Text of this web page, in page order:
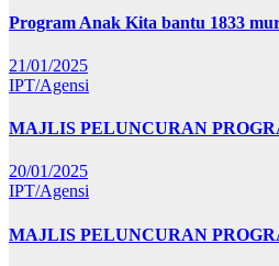
Program Anak Kita bantu 1833
21/01/2025
IPT/Agensi
MAJLIS PELUNCURAN
20/01/2025
IPT/Agensi
MAJLIS PELUNCURAN